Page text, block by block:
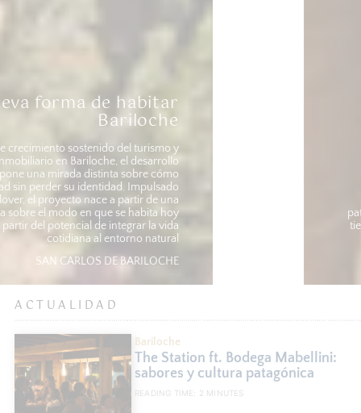
Una nueva forma de habitar
En un escenario de crecimiento sostenido del turismo y
del mercado inmobiliario en Bariloche, el desarrollo
Cerro Lindo propone una mirada distinta sobre cómo
expandir la ciudad sin perder su identidad. Impulsado
por Grupo Klover, el proyecto nace a partir de una
reflexión profunda sobre el modo en que se habita hoy
la Patagonia a partir del potencial de integrar la vida
SAN CARLOS DE BARILOCHE
ACTUALIDAD
Bariloche
The Station ft. Bodega Mabellini:
sabores y cultura patagónica
READING TIME: 2 MINUTES